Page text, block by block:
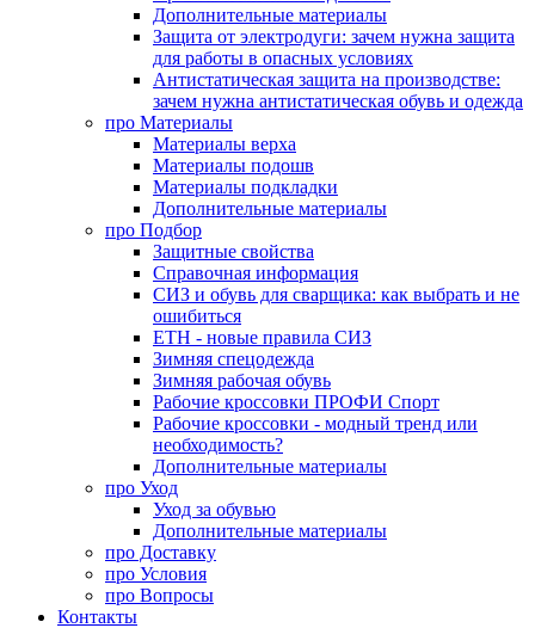
Дополнительные материалы
Защита от электродуги: зачем нужна защита
для работы в опасных условиях
Антистатическая защита на производстве:
зачем нужна антистатическая обувь и одежда
про Материалы
Материалы верха
Материалы подошв
Материалы подкладки
Дополнительные материалы
про Подбор
Защитные свойства
Справочная информация
СИЗ и обувь для сварщика: как выбрать и не
ошибиться
ЕТН - новые правила СИЗ
Зимняя спецодежда
Зимняя рабочая обувь
Рабочие кроссовки ПРОФИ Спорт
Рабочие кроссовки - модный тренд или
необходимость?
Дополнительные материалы
про Уход
Уход за обувью
Дополнительные материалы
про Доставку
про Условия
про Вопросы
Контакты